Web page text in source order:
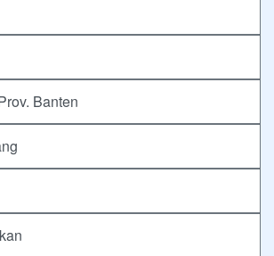
Banten